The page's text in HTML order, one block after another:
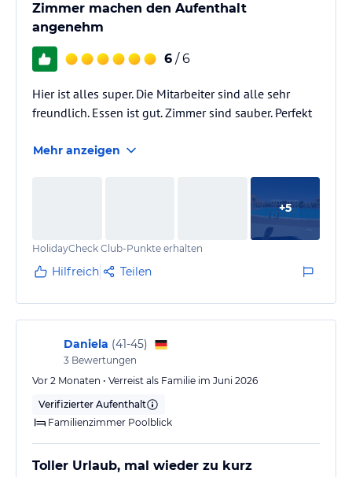
Zimmer machen den Aufenthalt
angenehm
6 / 6
Hier ist alles super. Die Mitarbeiter sind alle sehr
freundlich. Essen ist gut. Zimmer sind sauber. Perfekt
Mehr anzeigen
+5
HolidayCheck Club-Punkte erhalten
Hilfreich Teilen
Daniela (41-45)
3 Bewertungen
Vor 2 Monaten • Verreist als Familie im Juni 2026
Verifizierter Aufenthalt
Familienzimmer Poolblick
Toller Urlaub, mal wieder zu kurz